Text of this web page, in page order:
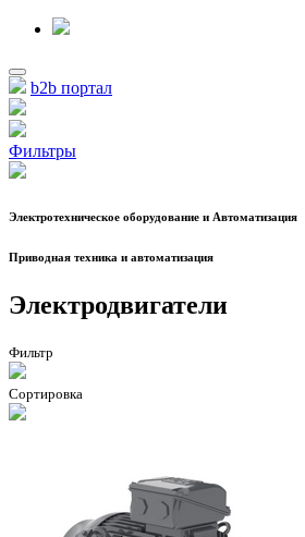
b2b портал
Фильтры
Электротехническое оборудование и Автоматизация
Приводная техника и автоматизация
Электродвигатели
Фильтр
Сортировка